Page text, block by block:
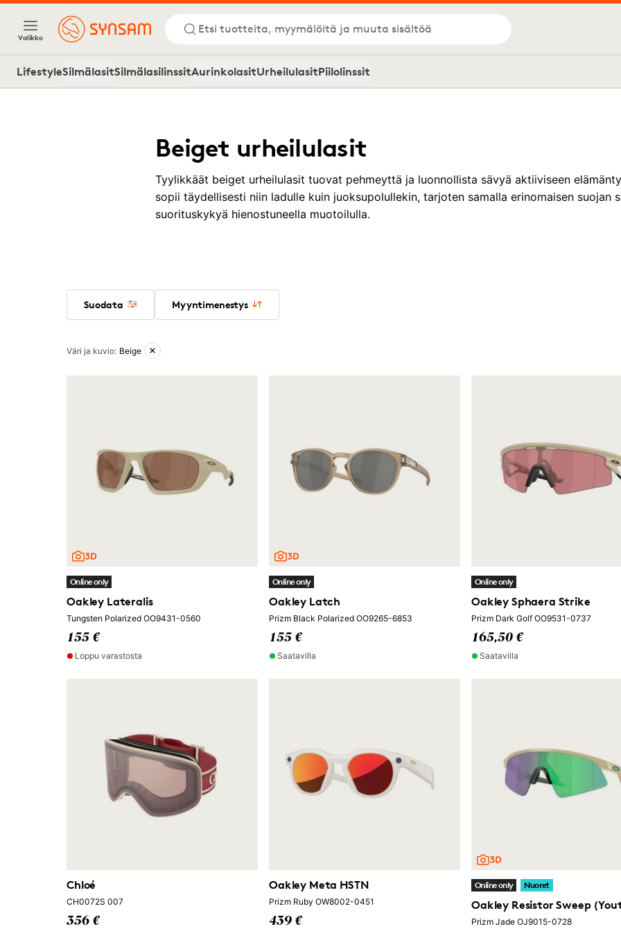
Valikko
Etsi tuotteita, myymälöitä ja muuta sisältöä
LifestyleSilmälasitSilmälasilinssitAurinkolasitUrheilulasitPiilolinssit
Beiget urheilulasit
Tyylikkäät beiget urheilulasit tuovat pehmeyttä ja luonnollista sävyä aktiiviseen
sopii täydellisesti niin ladulle kuin juoksupolullekin, tarjoten samalla erinomaisen suojan
suorituskykyä hienostuneella muotoilulla.
Suodata Myyntimenestys
Aktiiviset suodattimet
Väri ja kuvio: Beige
Online only
Oakley Lateralis
Tungsten Polarized OO9431-0560
155 €
Loppu varastosta
Online only
Oakley Latch
Prizm Black Polarized OO9265-6853
155 €
Saatavilla
Online only
Oakley Sphaera Strike
Prizm Dark Golf OO9531-0737
165,50 €
Saatavilla
Chloé
CH0072S 007
356 €
Oakley Meta HSTN
Prizm Ruby OW8002-0451
439 €
Online only Nuoret
Oakley Resistor Sweep
Prizm Jade OJ9015-0728